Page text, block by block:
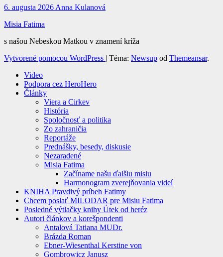
6. augusta 2026 Anna Kulanová
Misia Fatima
s našou Nebeskou Matkou v znamení kríža
Vytvorené pomocou WordPress | Téma: Newsup od Themeansar.
Video
Podpora cez HeroHero
Články
Viera a Cirkev
História
Spoločnosť a politika
Zo zahraničia
Reportáže
Prednášky, besedy, diskusie
Nezaradené
Misia Fatima
Začíname našu ďalšiu misiu
Harmonogram zverejňovania videí
KNIHA Pravdivý príbeh Fatimy
Chcem poslať MILODAR pre Misiu Fatima
Posledné výtlačky knihy Útek od heréz
Autori článkov a korešpondenti
Antalová Tatiana MUDr.
Brázda Roman
Ebner-Wiesenthal Kerstine von
Gombrowicz Janusz